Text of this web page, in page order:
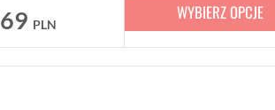
69 PLN
WYBIERZ OPCJE